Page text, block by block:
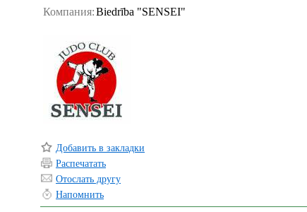
Компания:Biedrība "SENSEI"
Добавить в закладки
Распечатать
Отослать другу
Напомнить